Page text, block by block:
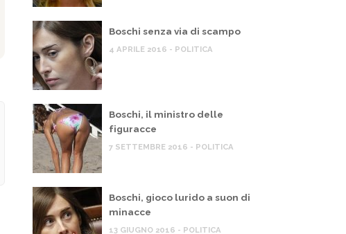
Boschi senza via di scampo
4 APRILE 2016 - POLITICA
Boschi, il ministro delle
figuracce
7 SETTEMBRE 2016 - POLITICA
Boschi, gioco lurido a suon di
minacce
13 GIUGNO 2016 - POLITICA